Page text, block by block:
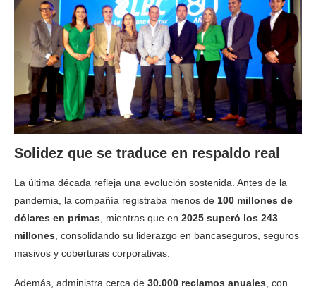
Solidez que se traduce en respaldo real
La última década refleja una evolución sostenida. Antes de la
pandemia, la compañía registraba menos de 100 millones de
dólares en primas, mientras que en 2025 superó los 243
millones, consolidando su liderazgo en bancaseguros, seguros
masivos y coberturas corporativas.
Además, administra cerca de 30.000 reclamos anuales, con